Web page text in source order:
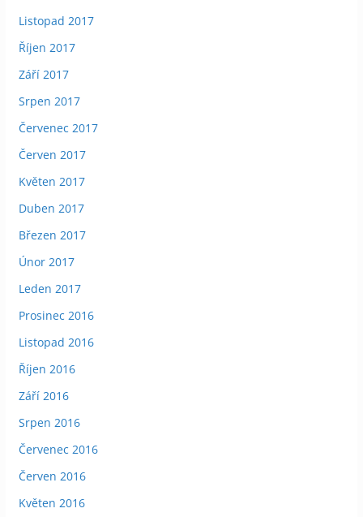
Listopad 2017
Říjen 2017
Září 2017
Srpen 2017
Červenec 2017
Červen 2017
Květen 2017
Duben 2017
Březen 2017
Únor 2017
Leden 2017
Prosinec 2016
Listopad 2016
Říjen 2016
Září 2016
Srpen 2016
Červenec 2016
Červen 2016
Květen 2016